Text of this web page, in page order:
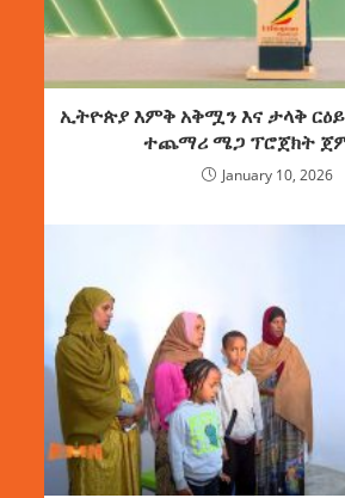
ኢትዮጵያ እምቅ አቅሟን እና ታላቅ
ተጨማሪ ሜጋ ፕሮጀክት
January 10, 2026